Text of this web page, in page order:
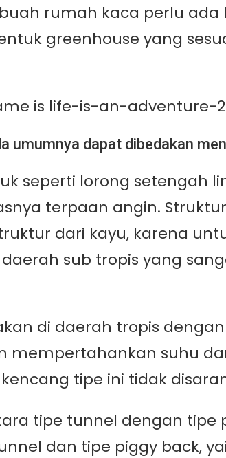
rumah kaca perlu
greenhouse yang
umumnya dapat dibedakan
seperti lorong setengah
terpaan angin.
dari kayu, karena
sub tropis yang
di daerah tropis
mempertahankan suhu
tipe ini tidak
tipe tunnel dengan tipe
dan tipe piggy back,